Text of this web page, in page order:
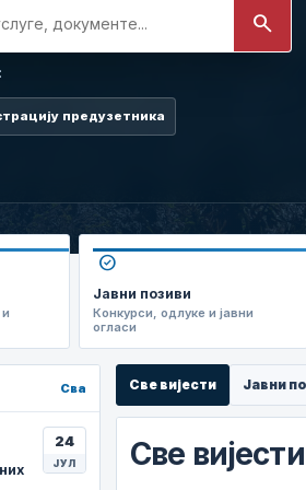
search
предузетника
check_circle
Јавни позиви
Конкурси, одлуке и јавни
огласи
Сва
24
ЈУЛ
Све вијести Јавни
Све вијести